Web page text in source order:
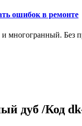
ошибок в ремонте
Без
дуб /Код